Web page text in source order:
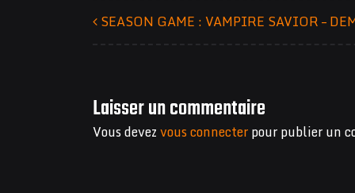
SEASON GAME : VAMPIRE SAVIOR –
Laisser un commentaire
Vous devezvous connecterpour publier un